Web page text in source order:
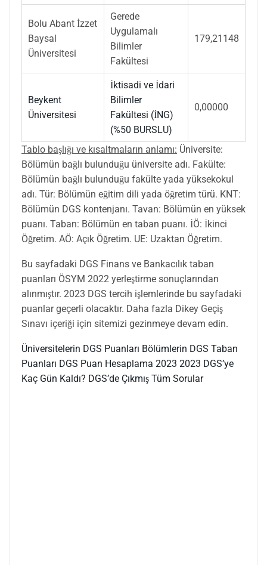
Bolu Abant İzzet
Baysal
Üniversitesi
Gerede
Uygulamalı
Bilimler
Fakültesi
179,21148
Beykent
Üniversitesi
İktisadi ve İdari
Bilimler
Fakültesi (İNG)
(%50 BURSLU)
0,00000
Tablo başlığı ve kısaltmaların anlamı: Üniversite:
Bölümün bağlı bulunduğu üniversite adı. Fakülte:
Bölümün bağlı bulunduğu fakülte yada yüksekokul
adı. Tür: Bölümün eğitim dili yada öğretim türü. KNT:
Bölümün DGS kontenjanı. Tavan: Bölümün en yüksek
puanı. Taban: Bölümün en taban puanı. İÖ: İkinci
Öğretim. AÖ: Açık Öğretim. UE: Uzaktan Öğretim.
Bu sayfadaki DGS Finans ve Bankacılık taban
puanları ÖSYM 2022 yerleştirme sonuçlarından
alınmıştır. 2023 DGS tercih işlemlerinde bu sayfadaki
puanlar geçerli olacaktır. Daha fazla Dikey Geçiş
Sınavı içeriği için sitemizi gezinmeye devam edin.
Üniversitelerin DGS Puanları Bölümlerin DGS Taban
Puanları DGS Puan Hesaplama 2023 2023 DGS’ye
Kaç Gün Kaldı? DGS’de Çıkmış Tüm Sorular